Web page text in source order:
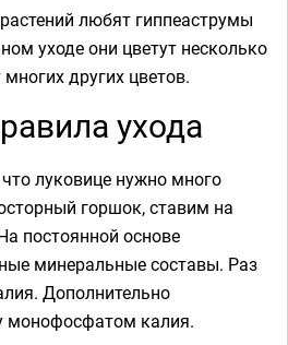
любят гиппеаструмы
уходе они цветут несколько
других цветов.
ухода
луковице нужно много
горшок, ставим на
постоянной основе
минеральные составы. Раз
Дополнительно
монофосфатом калия.